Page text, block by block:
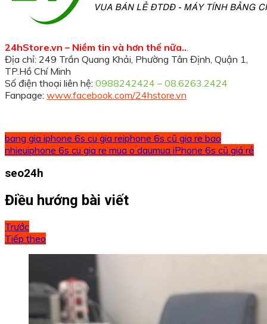
24hStore.vn – Niềm tin và hơn thế nữa..
Địa chỉ: 249 Trần Quang Khải, Phường Tân Định, Quận 1,
TP.Hồ Chí Minh
Số điện thoại liên hệ: 0988242424 – 08.6263.2424
Fanpage: www.facebook.com/24hstore.vn
bang gia iphone 6s cu gia reiphone 6s cũ gia re bao
nhieuiphone 6s cu gia re mua o daumua iPhone 6s cũ giá rẻ
seo24h
Điều hướng bài viết
Trước
Tiếp theo